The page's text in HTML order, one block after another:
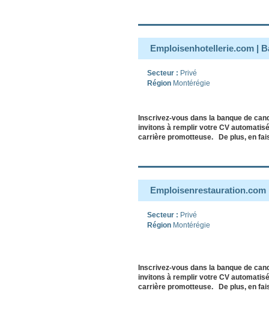
Emploisenhotellerie.com |
Secteur : Privé
Région Montérégie
Inscrivez-vous dans la banque de
invitons à remplir votre CV
carrière promotteuse. De plus, en
Secteur : Privé
Région Montérégie
Inscrivez-vous dans la banque de
invitons à remplir votre CV
carrière promotteuse. De plus, en